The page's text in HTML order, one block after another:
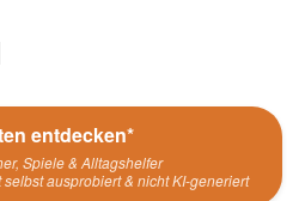
entdecken*
Spiele & Alltagshelfer
ausprobiert & nicht KI-generiert